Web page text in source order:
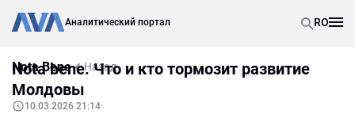
Аналитический портал RO
Nota Bene Назад
Nota bene. Что и кто тормозит развитие
Молдовы
10.03.2026 21:14